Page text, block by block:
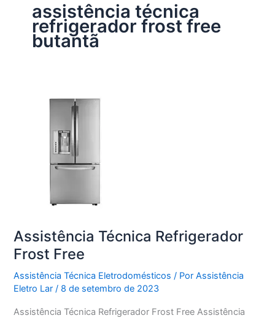
assistência técnica
refrigerador frost free
butantã
Assistência Técnica Refrigerador
Frost Free
Assistência Técnica Eletrodomésticos / PorAssistência
Eletro Lar/ 8 de setembro de 2023
Assistência Técnica Refrigerador Frost Free Assistência